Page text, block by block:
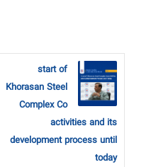
start of
Khorasan Steel
Complex Co
activities and its
development process until
today